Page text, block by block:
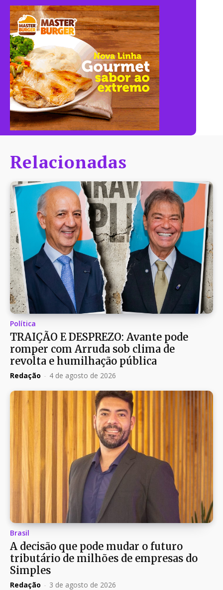
Relacionadas
Política
TRAIÇÃO E DESPREZO: Avante pode
romper com Arruda sob clima de
revolta e humilhação pública
Redação - 4 de agosto de 2026
Brasil
A decisão que pode mudar o futuro
tributário de milhões de empresas do
Simples
Redação - 3 de agosto de 2026